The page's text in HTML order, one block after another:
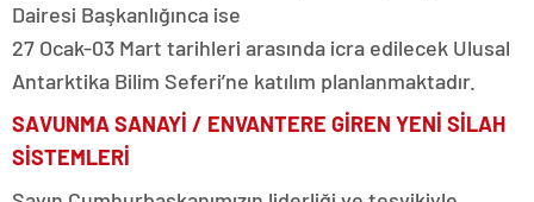
Dairesi Başkanlığınca ise
27 Ocak-03 Mart tarihleri arasında icra edilecek Ulusal
Antarktika Bilim Seferi’ne katılım planlanmaktadır.
SAVUNMA SANAYİ / ENVANTERE GİREN YENİ SİLAH
SİSTEMLERİ